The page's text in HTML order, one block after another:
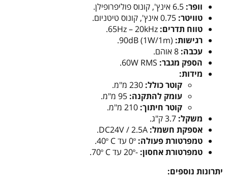
וופר: 6.5 אינץ', קונוס פוליפרופילן.
טוויטר: 0.75 אינץ', קונוס טיטניום.
טווח תדרים: 65Hz – 20kHz.
רגישות: 90dB (1W/1m).
עכבה: 8 אוהם.
הספק מגבר: 60W RMS.
מידות:
קוטר כולל: 230 מ"מ.
עומק להתקנה: 95 מ"מ.
קוטר חיתוך: 210 מ"מ.
משקל: 3.7 ק"ג.
אספקת חשמל: DC24V / 2.5A.
טמפרטורת פעולה: 0º עד 40º C.
טמפרטורת אחסון: -20º עד 70º C.
יתרונות נוספים: